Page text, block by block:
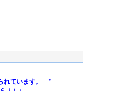
れています。 ”